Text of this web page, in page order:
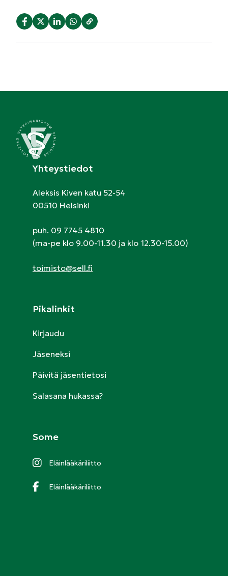
Yhteystiedot
Aleksis Kiven katu 52-54
00510 Helsinki
puh. 09 7745 4810
(ma-pe klo 9.00-11.30 ja klo 12.30-15.00)
toimisto@sell.fi
Pikalinkit
Kirjaudu
Jäseneksi
Päivitä jäsentietosi
Salasana hukassa?
Some
Eläinlääkäriliitto
Eläinlääkäriliitto